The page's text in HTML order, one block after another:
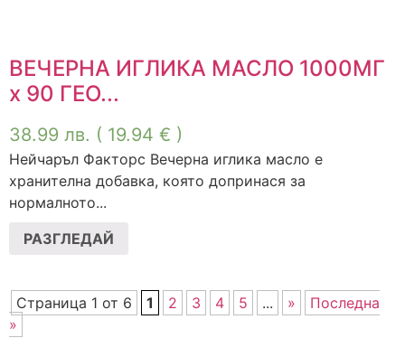
ВЕЧЕРНА ИГЛИКА МАСЛО 1000МГ
х 90 ГЕО...
38.99 лв. ( 19.94 € )
Нейчаръл Факторс Вечерна иглика масло е
хранителна добавка, която допринася за
нормалното...
РАЗГЛЕДАЙ
Страница 1 от 6 1 2 3 4 5 ... »
Последна
»